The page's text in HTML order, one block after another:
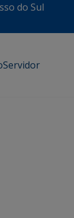
do Sul
Servidor